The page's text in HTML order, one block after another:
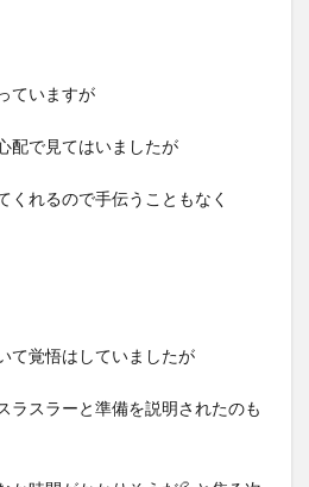
ていますが
配で見てはいましたが
くれるので手伝うこともなく
て覚悟はしていましたが
スラーと準備を説明されたのも